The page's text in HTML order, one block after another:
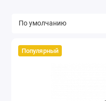
Популярный